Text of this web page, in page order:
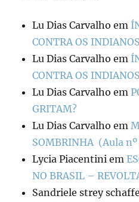
Lu Dias Carvalho em
CONTRA OS
Lu Dias Carvalho em
CONTRA OS
Lu Dias Carvalho em
GRITAM?
Lu Dias Carvalho em
SOMBRINHA (Aula nº
Lycia Piacentini em
NO BRASIL –
Sandriele strey